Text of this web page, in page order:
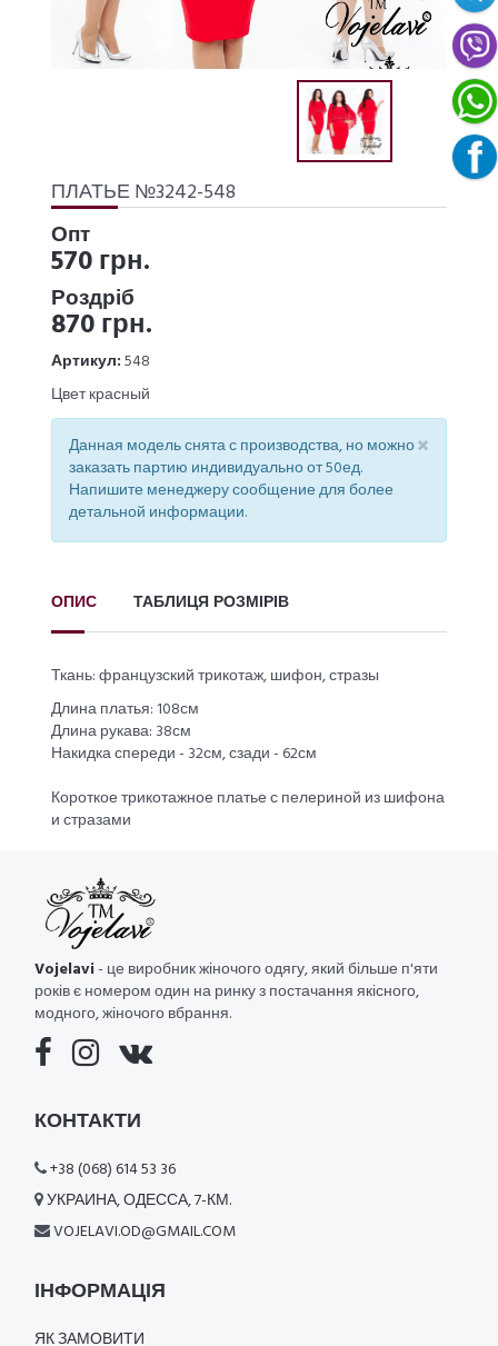
ПЛАТЬЕ №3242-548
Опт
570 грн.
Роздріб
870 грн.
Артикул:548
Цвет красный
×
Данная модель снята с производства, но можно
заказать партию индивидуально от 50ед.
Напишите менеджеру сообщение для более
детальной информации.
ОПИС ТАБЛИЦЯ РОЗМІРІВ
Ткань: французский трикотаж, шифон, стразы
Длина платья: 108см
Длина рукава: 38см
Накидка спереди - 32см, сзади - 62см
Короткое трикотажное платье с пелериной из шифона
и стразами
Vojelavi- це виробник жіночого одягу, який більше п'яти
років є номером один на ринку з постачання якісного,
модного, жіночого вбрання.
КОНТАКТИ
+38 (068) 614 53 36
УКРАИНА, ОДЕССА, 7-КМ.
VOJELAVI.OD@GMAIL.COM
ІНФОРМАЦІЯ
ЯК ЗАМОВИТИ